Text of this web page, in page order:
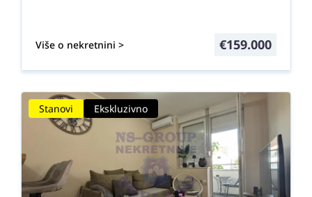
Više o nekretnini > €159.000
Stanovi Ekskluzivno